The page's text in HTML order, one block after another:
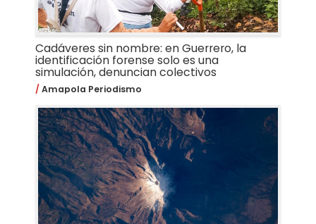
Cadáveres sin nombre: en Guerrero, la
identificación forense solo es una
simulación, denuncian colectivos
Amapola Periodismo